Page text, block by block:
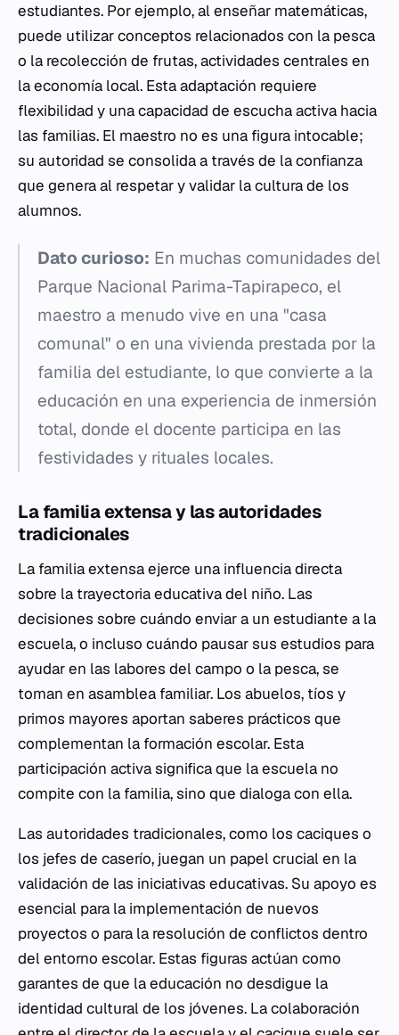
estudiantes. Por ejemplo, al enseñar matemáticas,
puede utilizar conceptos relacionados con la pesca
o la recolección de frutas, actividades centrales en
la economía local. Esta adaptación requiere
flexibilidad y una capacidad de escucha activa hacia
las familias. El maestro no es una figura intocable;
su autoridad se consolida a través de la confianza
que genera al respetar y validar la cultura de los
alumnos.
Dato curioso: En muchas comunidades del
Parque Nacional Parima-Tapirapeco, el
maestro a menudo vive en una "casa
comunal" o en una vivienda prestada por la
familia del estudiante, lo que convierte a la
educación en una experiencia de inmersión
total, donde el docente participa en las
festividades y rituales locales.
La familia extensa y las autoridades
tradicionales
La familia extensa ejerce una influencia directa
sobre la trayectoria educativa del niño. Las
decisiones sobre cuándo enviar a un estudiante a la
escuela, o incluso cuándo pausar sus estudios para
ayudar en las labores del campo o la pesca, se
toman en asamblea familiar. Los abuelos, tíos y
primos mayores aportan saberes prácticos que
complementan la formación escolar. Esta
participación activa significa que la escuela no
compite con la familia, sino que dialoga con ella.
Las autoridades tradicionales, como los caciques o
los jefes de caserío, juegan un papel crucial en la
validación de las iniciativas educativas. Su apoyo es
esencial para la implementación de nuevos
proyectos o para la resolución de conflictos dentro
del entorno escolar. Estas figuras actúan como
garantes de que la educación no desdigue la
identidad cultural de los jóvenes. La colaboración